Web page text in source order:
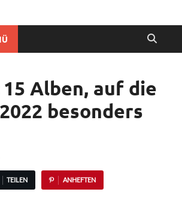
15 Alben, auf die
besonders
TEILEN ANHEFTEN